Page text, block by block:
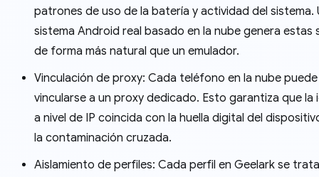
patrones de uso de la batería y actividad del sistema.
sistema Android real basado en la nube genera estas
de forma más natural que un emulador.
Vinculación de proxy: Cada teléfono en la nube puede
vincularse a un proxy dedicado. Esto garantiza que la
a nivel de IP coincida con la huella digital del
la contaminación cruzada.
Aislamiento de perfiles: Cada perfil en Geelark se